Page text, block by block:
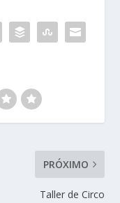
PRÓXIMO
Taller de Circo